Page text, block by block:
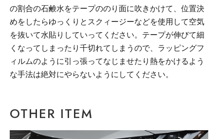
の割合の石鹸水をテープののり面に吹きかけて、 位置決
めをしたらゆっくりとスクィージーなどを使用して空気
を抜いて水貼りしていってください。テープが伸びて細
くなってしまったり千切れてしまうので、ラッピングフ
ィルムのように引っ張ってなじませたり熱をかけるよう
な手法は絶対にやらないようにしてください。
OTHER ITEM